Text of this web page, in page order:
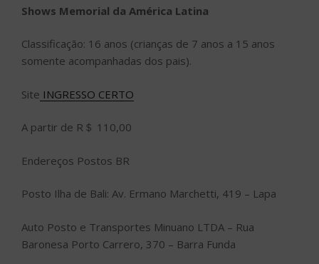
Shows Memorial da América Latina
Classificação: 16 anos (crianças de 7 anos a 15 anos
somente acompanhadas dos pais).
Site INGRESSO CERTO
A partir de R＄ 110,00
Endereços Postos BR
Posto Ilha de Bali: Av. Ermano Marchetti, 419 – Lapa
Auto Posto e Transportes Minuano LTDA – Rua
Baronesa Porto Carrero, 370 – Barra Funda